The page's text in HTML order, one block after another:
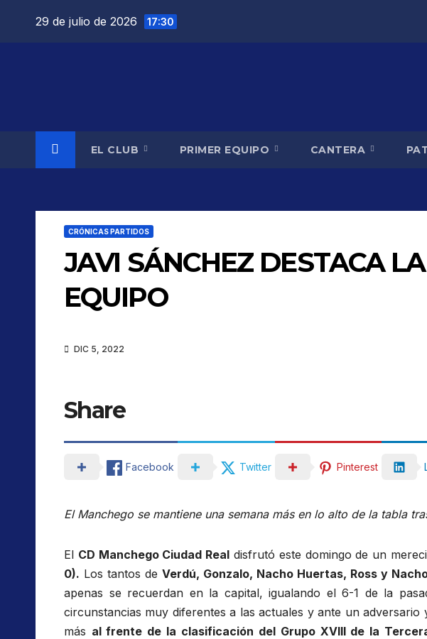
29 de julio de 2026 17:30
EL CLUB PRIMER EQUIPO CANTERA
CRÓNICAS PARTIDOS
JAVI SÁNCHEZ DESTACA
EQUIPO
DIC 5, 2022
Share
Facebook Twitter Pinterest
El Manchego se mantiene una semana más en lo alto de la tabla
El CD ManchegoCiudad Real disfrutó este domingo de un
0). Los tantos de Verdú, Gonzalo, Nacho Huertas, Ross y
apenas se recuerdan en la capital, igualando el 6-1 de la
circunstancias muy diferentes a las actuales y ante un
más al frente de la clasificación del Grupo XVIII de la